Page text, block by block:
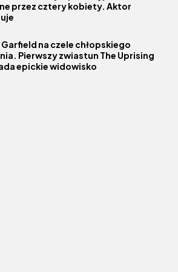
przez cztery kobiety. Aktor
na czele chłopskiego
Pierwszy zwiastun The Uprising
epickie widowisko